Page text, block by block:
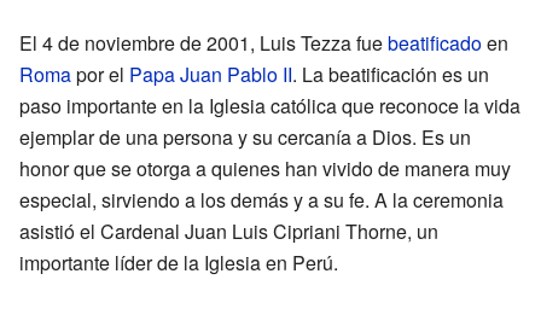
El 4 de noviembre de 2001, Luis Tezza fuebeatificadoen
Romapor el Papa Juan Pablo II. La beatificación es un
paso importante en la Iglesia católica que reconoce la vida
ejemplar de una persona y su cercanía a Dios. Es un
honor que se otorga a quienes han vivido de manera muy
especial, sirviendo a los demás y a su fe. A la ceremonia
asistió el Cardenal Juan Luis Cipriani Thorne, un
importante líder de la Iglesia en Perú.